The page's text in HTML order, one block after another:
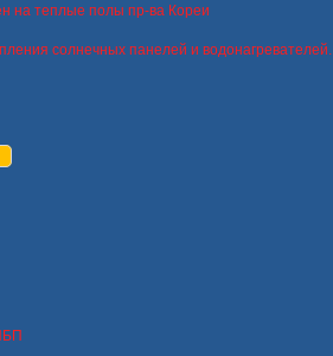
на теплые полы пр-ва Кореи
солнечных панелей и водонагревателей.